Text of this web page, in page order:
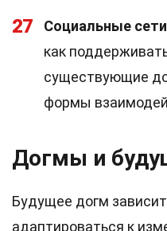
27 Социальные сети
как
существующие
формы
Догмы и
Будущее догм
адаптироваться к